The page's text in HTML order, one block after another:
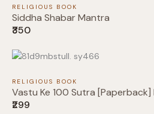
RELIGIOUS BOOK
Siddha Shabar Mantra
₹350
RELIGIOUS BOOK
Vastu Ke 100 Sutra [Paperback]
₹299
Thanks for